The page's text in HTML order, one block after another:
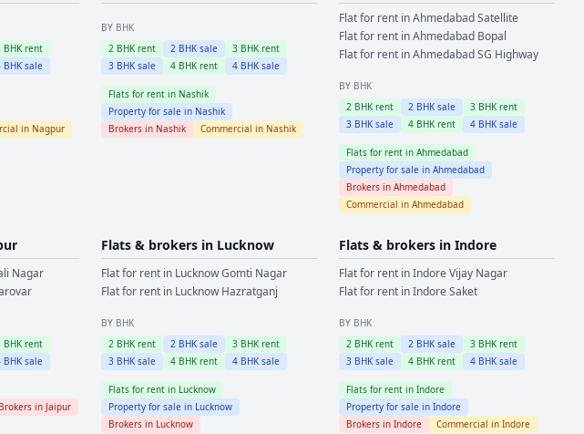
BHK rent
BHK sale
in Nagpur
BY BHK
2 BHK rent 2 BHK sale 3 BHK rent
3 BHK sale 4 BHK rent 4 BHK sale
Flats for rent in Nashik
Property for sale in Nashik
Brokers in Nashik Commercial in Nashik
Flat for rent inAhmedabadSatellite
Flat for rent inAhmedabad Bopal
Flat for rent inAhmedabadSG Highway
BY BHK
2 BHK rent 2 BHK sale 3 BHK rent
3 BHK sale 4 BHK rent 4 BHK sale
Flats for rent inAhmedabad
Property for sale inAhmedabad
Brokers inAhmedabad
Commercial inAhmedabad
Nagar
BHK rent
BHK sale
Brokers in Jaipur
Flats & brokers in Lucknow
Flat for rent in LucknowGomti Nagar
Flat for rent in Lucknow Hazratganj
BY BHK
2 BHK rent 2 BHK sale 3 BHK rent
3 BHK sale 4 BHK rent 4 BHK sale
Flats for rent in Lucknow
Property for sale in Lucknow
Brokers in Lucknow
Flats & brokers inIndore
Flat for rent inIndoreVijay Nagar
Flat for rent inIndoreSaket
BY BHK
2 BHK rent 2 BHK sale 3 BHK rent
3 BHK sale 4 BHK rent 4 BHK sale
Flats for rent inIndore
Property for sale inIndore
Brokers inIndore Commercial inIndore